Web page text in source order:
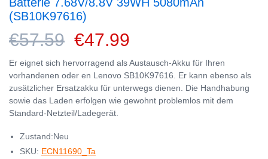
(SB10K97616)
€57.59 €47.99
Er eignet sich hervorragend als Austausch-Akku für Ihren
vorhandenen oder en Lenovo SB10K97616. Er kann ebenso als
zusätzlicher Ersatzakku für unterwegs dienen. Die Handhabung
sowie das Laden erfolgen wie gewohnt problemlos mit dem
Standard-Netzteil/Ladegerät.
Zustand:Neu
SKU: ECN11690_Ta